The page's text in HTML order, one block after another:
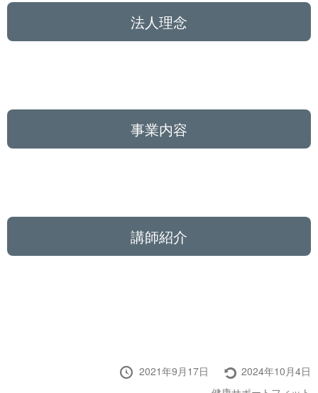
法人理念
事業内容
講師紹介
投
2021年9月17日
最
2024年10月4日